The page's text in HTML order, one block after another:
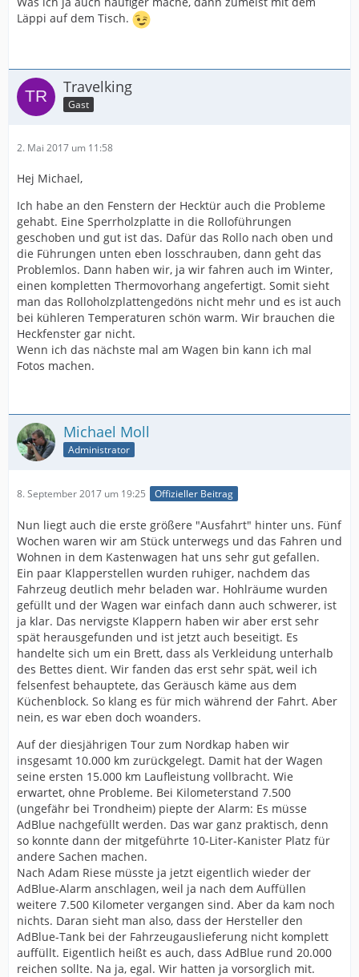
Läppi auf dem Tisch.
Travelking
Gast
2. Mai 2017 um 11:58
Hej Michael,
Ich habe an den Fenstern der Hecktür auch die Probleme
gehabt. Eine Sperrholzplatte in die Rolloführungen
geschoben und gut ist das. Dafür das Rollo nach oben und
die Führungen unten eben losschrauben, dann geht das
Problemlos. Dann haben wir, ja wir fahren auch im Winter,
einen kompletten Thermovorhang angefertigt. Somit sieht
man das Rolloholzplattengedöns nicht mehr und es ist auch
bei kühleren Temperaturen schön warm. Wir brauchen die
Heckfenster gar nicht.
Wenn ich das nächste mal am Wagen bin kann ich mal
Fotos machen.
Michael Moll
Administrator
8. September 2017 um 19:25 Offizieller Beitrag
Nun liegt auch die erste größere "Ausfahrt" hinter uns. Fünf
Wochen waren wir am Stück unterwegs und das Fahren und
Wohnen in dem Kastenwagen hat uns sehr gut gefallen.
Ein paar Klapperstellen wurden ruhiger, nachdem das
Fahrzeug deutlich mehr beladen war. Hohlräume wurden
gefüllt und der Wagen war einfach dann auch schwerer, ist
ja klar. Das nervigste Klappern haben wir aber erst sehr
spät herausgefunden und ist jetzt auch beseitigt. Es
handelte sich um ein Brett, dass als Verkleidung unterhalb
des Bettes dient. Wir fanden das erst sehr spät, weil ich
felsenfest behauptete, das Geräusch käme aus dem
Küchenblock. So klang es für mich während der Fahrt. Aber
nein, es war eben doch woanders.
Auf der diesjährigen Tour zum Nordkap haben wir
insgesamt 10.000 km zurückgelegt. Damit hat der Wagen
seine ersten 15.000 km Laufleistung vollbracht. Wie
erwartet, ohne Probleme. Bei Kilometerstand 7.500
(ungefähr bei Trondheim) piepte der Alarm: Es müsse
AdBlue nachgefüllt werden. Das war ganz praktisch, denn
so konnte dann der mitgeführte 10-Liter-Kanister Platz für
andere Sachen machen.
Nach Adam Riese müsste ja jetzt eigentlich wieder der
AdBlue-Alarm anschlagen, weil ja nach dem Auffüllen
weitere 7.500 Kilometer vergangen sind. Aber da kam noch
nichts. Daran sieht man also, dass der Hersteller den
AdBlue-Tank bei der Fahrzeugauslieferung nicht komplett
auffüllt. Eigentlich heißt es auch, dass AdBlue rund 20.000
reichen sollte. Na ja, egal. Wir hatten ja vorsorglich mit.